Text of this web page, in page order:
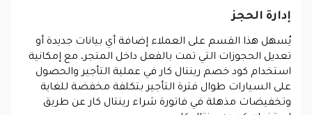
إدارة الحجز
يُسهل هذا القسم على العملاء إضافة أي بيانات جديدة أو
تعديل الحجوزات التي تمت بالفعل داخل المتجر، مع إمكانية
استخدام كود خصم رينتال كار في عملية التأجير والحصول
على السيارات طوال فترة التأجير بتكلفة مخفضة للغاية
وتخفيضات مذهلة في فاتورة شراء رينتال كار عن طريق